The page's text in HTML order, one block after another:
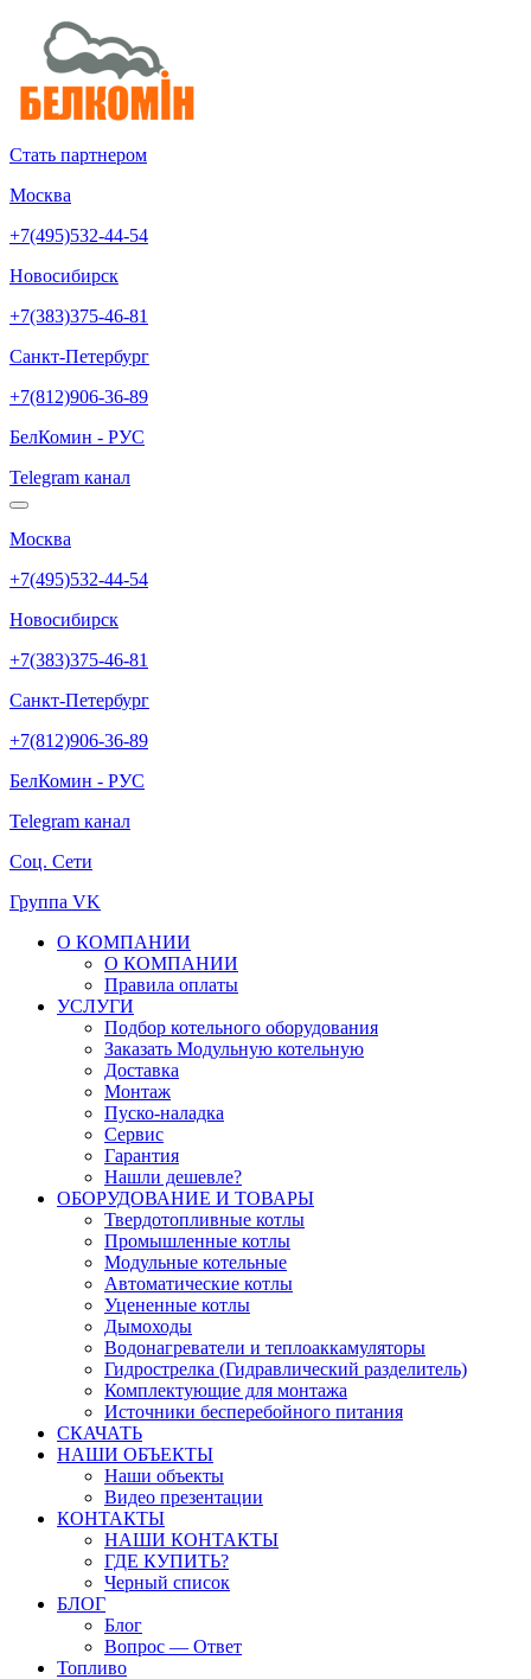
Стать партнером
Москва
+7(495)532-44-54
Новосибирск
+7(383)375-46-81
Санкт-Петербург
+7(812)906-36-89
БелКомин - РУС
Telegram канал
Москва
+7(495)532-44-54
Новосибирск
+7(383)375-46-81
Санкт-Петербург
+7(812)906-36-89
БелКомин - РУС
Telegram канал
Соц. Сети
Группа VK
О КОМПАНИИ
О КОМПАНИИ
Правила оплаты
УСЛУГИ
Подбор котельного оборудования
Заказать Модульную котельную
Доставка
Монтаж
Пуско-наладка
Сервис
Гарантия
Нашли дешевле?
ОБОРУДОВАНИЕ И ТОВАРЫ
Твердотопливные котлы
Промышленные котлы
Модульные котельные
Автоматические котлы
Уцененные котлы
Дымоходы
Водонагреватели и теплоаккамуляторы
Гидрострелка (Гидравлический разделитель)
Комплектующие для монтажа
Источники бесперебойного питания
СКАЧАТЬ
НАШИ ОБЪЕКТЫ
Наши объекты
Видео презентации
КОНТАКТЫ
НАШИ КОНТАКТЫ
ГДЕ КУПИТЬ?
Черный список
БЛОГ
Блог
Вопрос — Ответ
Топливо